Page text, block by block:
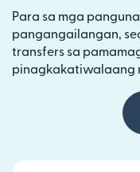
Para sa mga
pangangailangan,
transfers sa
pinagkakatiwalaang